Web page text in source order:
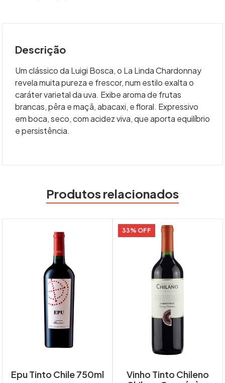
Descrição
Um clássico da Luigi Bosca, o La Linda Chardonnay
revela muita pureza e frescor, num estilo exalta o
caráter varietal da uva. Exibe aroma de frutas
brancas, pêra e maçã, abacaxi, e floral. Expressivo
em boca, seco, com acidez viva, que aporta equilíbrio
e persistência.
Produtos relacionados
Epu Tinto Chile 750ml
33% OFF
Vinho Tinto Chileno